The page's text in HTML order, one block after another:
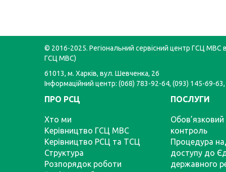
© 2016-2025. Регіональний сервісний центр ГСЦ МВС в
ГСЦ МВС)
61013, м. Харків, вул. Шевченка, 26
Інформаційний центр: (068) 783-92-64, (093) 145-69-
ПРО РСЦ
Хто ми
Керівництво ГСЦ МВС
Керівництво РСЦ та ТСЦ
Структура
Розпорядок роботи
ПОСЛУГИ
Обов’язковий
контроль
Процедура
доступу до
державного